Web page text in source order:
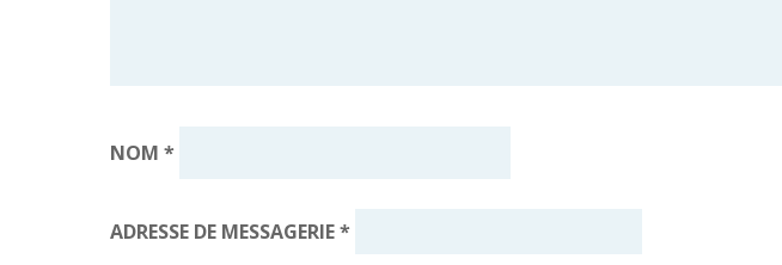
NOM *
ADRESSE DE MESSAGERIE*